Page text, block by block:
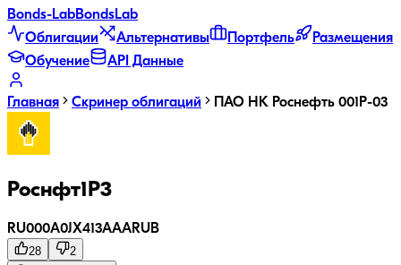
Bonds-LabBondsLab
Облигации
Альтернативы Портфель
Размещения
Обучение
API Данные
Главная Скринер облигаций ПАО НК Роснефть 001P-03
Роснфт1P3
RU000A0JX413AAARUB
28
2